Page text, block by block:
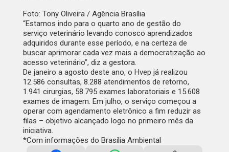
Foto: Tony Oliveira / Agência Brasília
“Estamos indo para o quarto ano de gestão do
serviço veterinário levando conosco aprendizados
adquiridos durante esse período, e na certeza de
buscar aprimorar cada vez mais a democratização ao
acesso veterinário”, diz a gestora.
De janeiro a agosto deste ano, o Hvep já realizou
12.586 consultas, 8.288 atendimentos de retorno,
1.941 cirurgias, 58.795 exames laboratoriais e 15.608
exames de imagem. Em julho, o serviço começou a
operar com agendamento eletrônico a fim reduzir as
filas – objetivo alcançado logo no primeiro mês da
iniciativa.
*Com informações do Brasília Ambiental